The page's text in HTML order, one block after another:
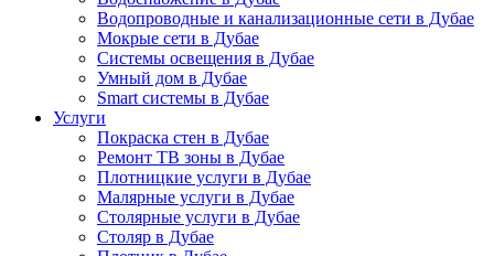
Водопроводные и канализационные сети в Дубае
Мокрые сети в Дубае
Системы освещения в Дубае
Умный дом в Дубае
Smart системы в Дубае
Услуги
Покраска стен в Дубае
Ремонт ТВ зоны в Дубае
Плотницкие услуги в Дубае
Малярные услуги в Дубае
Столярные услуги в Дубае
Столяр в Дубае